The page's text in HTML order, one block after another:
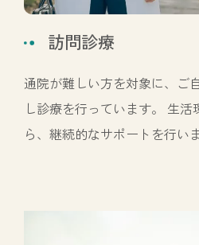
訪問診療
通院が難しい方を対象に、ご
し診療を行っています。 生
ら、継続的なサポートを行い